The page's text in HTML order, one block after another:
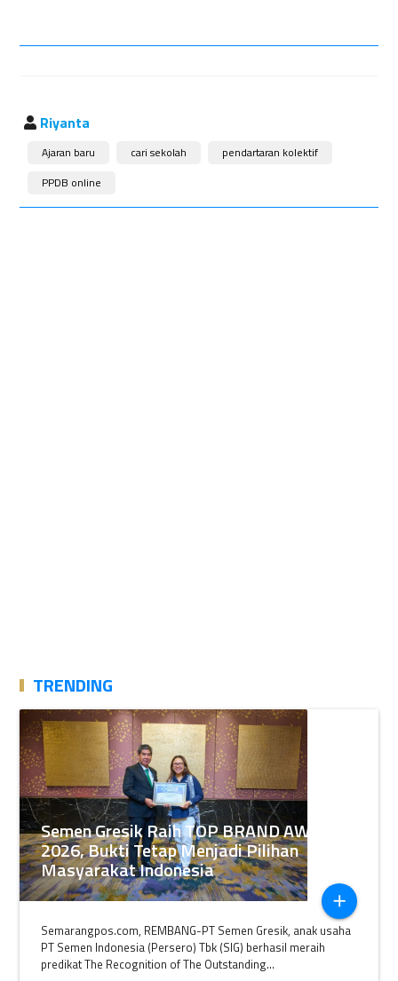
Riyanta
Ajaran baru cari sekolah
pendartaran kolektif
PPDB online
TRENDING
Semen Gresik Raih TOP BRAND AWARDS
2026, Bukti Tetap Menjadi Pilihan
Masyarakat Indonesia
add
Semarangpos.com, REMBANG-PT Semen Gresik, anak usaha
PT Semen Indonesia (Persero) Tbk (SIG) berhasil meraih
predikat The Recognition of The Outstanding...